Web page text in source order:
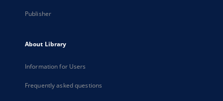
Publisher
About Library
Information for Users
Frequently asked questions